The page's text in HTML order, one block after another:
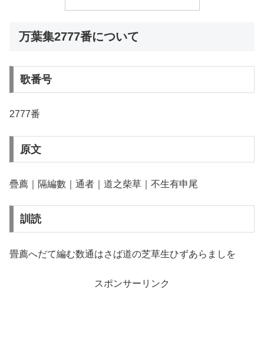
万葉集2777番について
歌番号
2777番
原文
疊薦｜隔編數｜通者｜道之柴草｜不生有申尾
訓読
畳薦へだて編む数通はさば道の芝草生ひずあらましを
スポンサーリンク